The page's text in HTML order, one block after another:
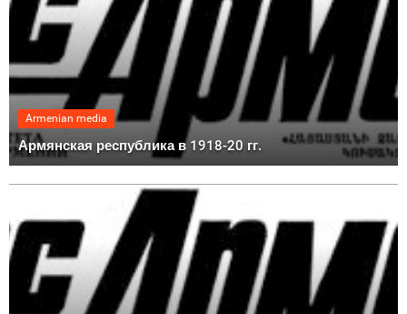
Armenian media
Армянская республика в 1918-20 гг.